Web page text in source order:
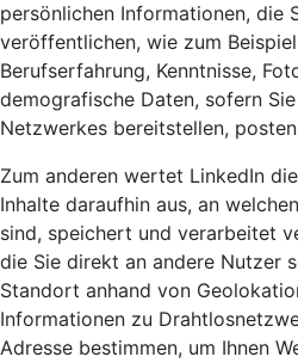
persönlichen Informationen, die
veröffentlichen, wie zum
Berufserfahrung, Kenntnisse,
demografische Daten, sofern
Netzwerkes bereitstellen,
Zum anderen wertet LinkedIn
Inhalte daraufhin aus, an
sind, speichert und verarbeitet
die Sie direkt an andere Nutzer
Standort anhand von
Informationen zu
Adresse bestimmen, um Ihnen